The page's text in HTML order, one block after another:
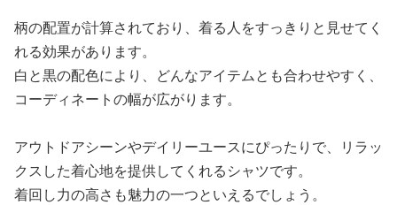
柄の配置が計算されており、着る人をすっきりと見せてく
れる効果があります。
白と黒の配色により、どんなアイテムとも合わせやすく、
コーディネートの幅が広がります。
アウトドアシーンやデイリーユースにぴったりで、リラッ
クスした着心地を提供してくれるシャツです。
着回し力の高さも魅力の一つといえるでしょう。